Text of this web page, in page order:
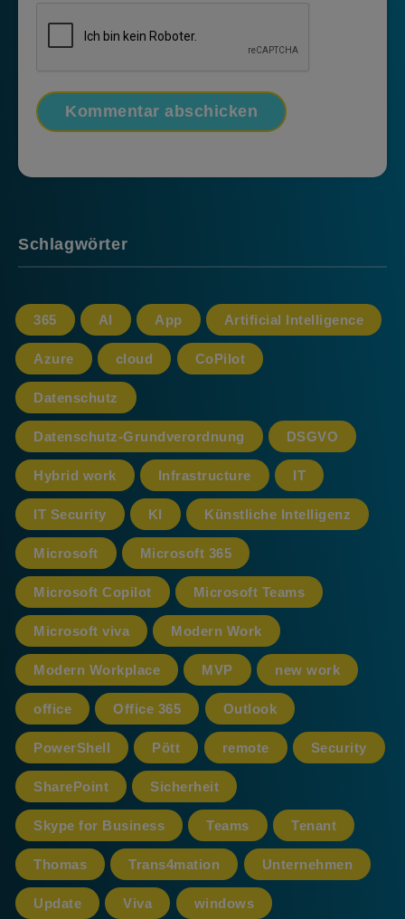
Schlagwörter
365 AI App Artificial Intelligence
Azure cloud CoPilot
Datenschutz
Datenschutz-Grundverordnung DSGVO
Hybrid work Infrastructure IT
IT Security KI Künstliche Intelligenz
Microsoft Microsoft 365
Microsoft Copilot Microsoft Teams
Microsoft viva Modern Work
Modern Workplace MVP new work
office Office 365 Outlook
PowerShell Pött remote Security
SharePoint Sicherheit
Skype for Business Teams Tenant
Thomas Trans4mation Unternehmen
Update Viva windows